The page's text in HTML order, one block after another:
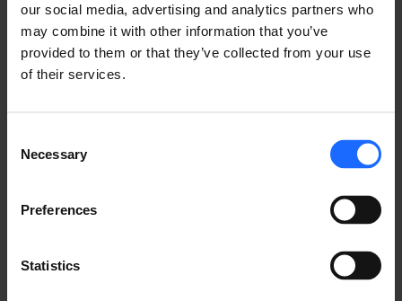
our social media, advertising and analytics partners who
may combine it with other information that you’ve
provided to them or that they’ve collected from your use
of their services.
Selection
Necessary
Preferences
Statistics
CONTÁCTENOS
PREGUNTAS
FRECUENTES